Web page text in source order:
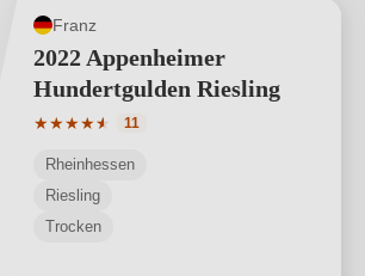
Franz
2022 Appenheimer
Hundertgulden Riesling
★★★★★
★
Durchschnittliche Bewertung von 4.73
11
Rheinhessen
Riesling
Trocken